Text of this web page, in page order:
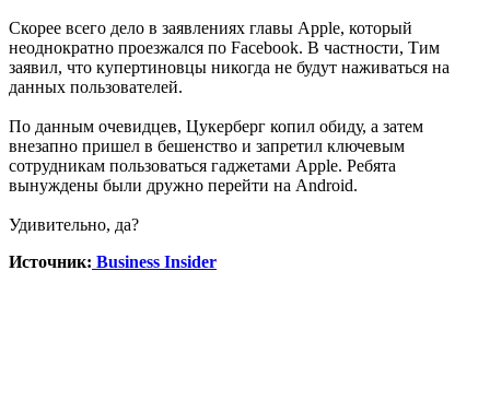
Скорее всего дело в заявлениях главы Apple, который
неоднократно проезжался по Facebook. В частности, Тим
заявил, что купертиновцы никогда не будут наживаться на
данных пользователей.
По данным очевидцев, Цукерберг копил обиду, а затем
внезапно пришел в бешенство и запретил ключевым
сотрудникам пользоваться гаджетами Apple. Ребята
вынуждены были дружно перейти на Android.
Удивительно, да?
Источник: Business Insider